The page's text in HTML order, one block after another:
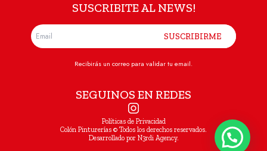
SUSCRIBITE AL NEWS!
SUSCRIBIRME
Recibirás un correo para validar tu email.
SEGUINOS EN REDES
Políticas de Privacidad
Colón Pinturerías © Todos los derechos reservados.
Desarrollado por N3rdi Agency.